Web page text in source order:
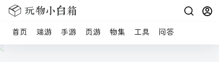
首页 端游 手游 页游 物集 工具 问答